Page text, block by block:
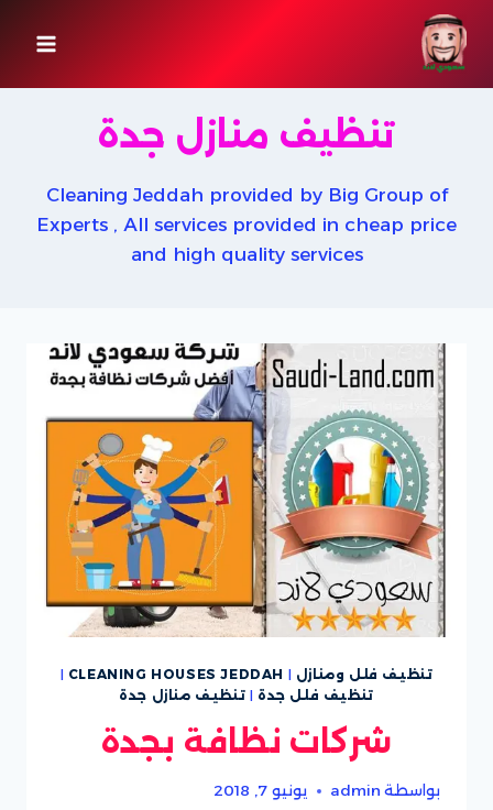
التجاوز
إلى
المحتوى
تنظيف منازل جدة
Cleaning Jeddah provided by Big Group of
Experts , All services provided in cheap price
and high quality services
تنظيف فلل ومنازل |
CLEANING HOUSES JEDDAH
|
تنظيف فلل جدة | تنظيف منازل جدة
شركات نظافة بجدة
بواسطة admin يونيو 7, 2018